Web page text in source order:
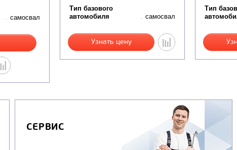
самосвал
Тип базового
автомобиля
самосвал
Узнать цену
Тип
СЕРВИС